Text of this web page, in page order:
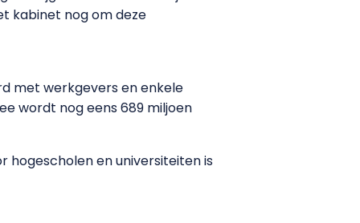
kabinet nog om deze
met werkgevers en enkele
wordt nog eens 689 miljoen
hogescholen en universiteiten is